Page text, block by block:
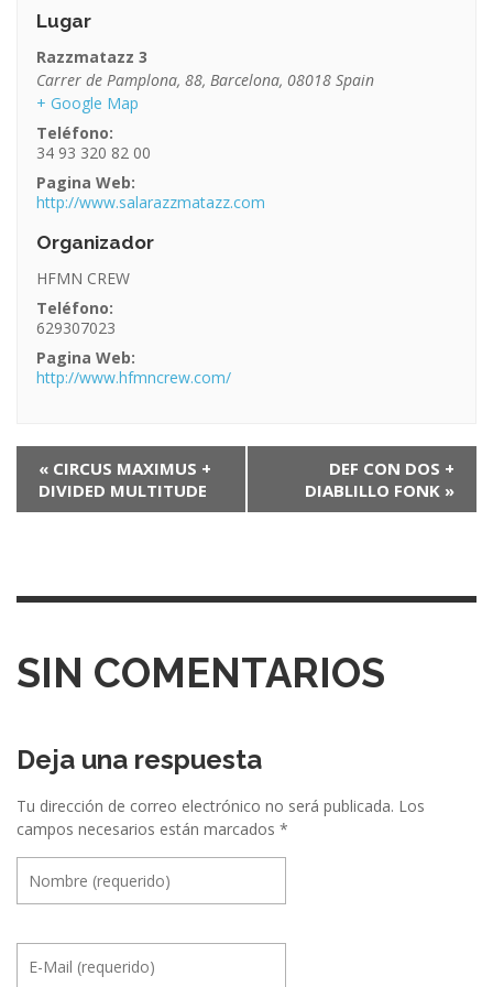
Lugar
Razzmatazz 3
Carrer de Pamplona, 88, Barcelona, 08018 Spain
+ Google Map
Teléfono:
34 93 320 82 00
Pagina Web:
http://www.salarazzmatazz.com
Organizador
HFMN CREW
Teléfono:
629307023
Pagina Web:
http://www.hfmncrew.com/
g
c
ó
e
n
t
r
e
« CIRCUS MAXIMUS +
DIVIDED MULTITUDE
DEF CON DOS +
DIABLILLO FONK »
SIN COMENTARIOS
Deja una respuesta
Tu dirección de correo electrónico no será publicada. Los
campos necesarios están marcados *